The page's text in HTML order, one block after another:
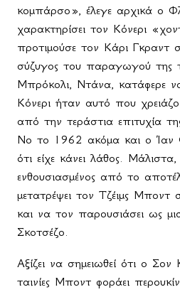
κομπάρσο», έλεγε αρχικά ο
χαρακτηρίσει τον Κόνερι
προτιμούσε τον Κάρι
σύζυγος του παραγωγού της
Μπρόκολι, Ντάνα, κατάφερε
Κόνερι ήταν αυτό που
από την τεράστια επιτυχία
No το 1962 ακόμα και ο Ίαν
ότι είχε κάνει λάθος.
ενθουσιασμένος από το
μετατρέψει τον Τζέιμς Μποντ
και να τον παρουσιάσει ως
Σκοτσέζο.
Αξίζει να σημειωθεί ότι ο Σον
ταινίες Μποντ φοράει